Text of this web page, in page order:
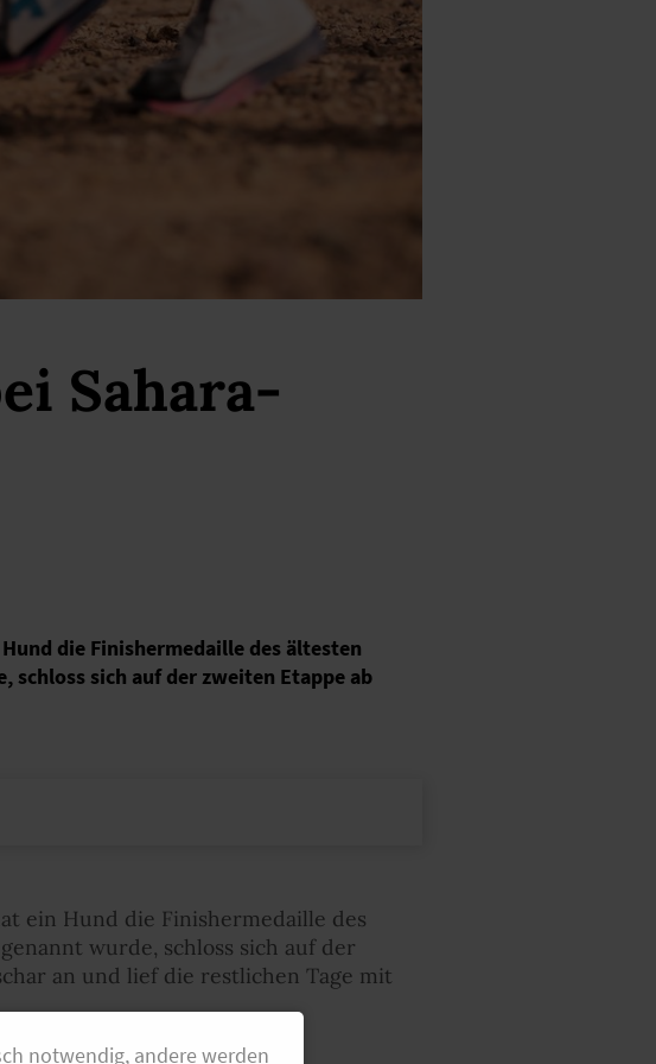
Sahara-
die Finishermedaille des ältesten
schloss sich auf der zweiten Etappe ab
ein Hund die Finishermedaille des
wurde, schloss sich auf der
an und lief die restlichen Tage mit
notwendig, andere werden